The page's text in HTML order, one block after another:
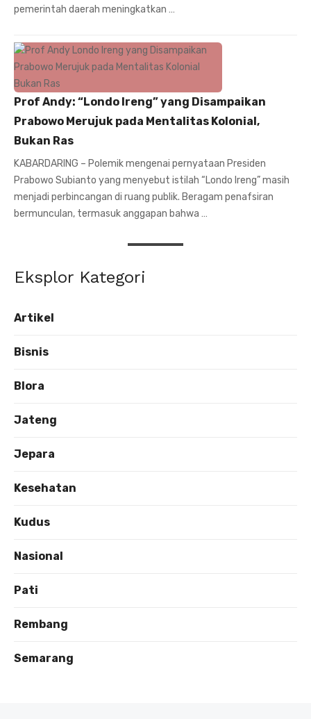
pemerintah daerah meningkatkan …
Prof Andy: “Londo Ireng” yang Disampaikan
Prabowo Merujuk pada Mentalitas Kolonial,
Bukan Ras
KABARDARING – Polemik mengenai pernyataan Presiden
Prabowo Subianto yang menyebut istilah “Londo Ireng” masih
menjadi perbincangan di ruang publik. Beragam penafsiran
bermunculan, termasuk anggapan bahwa …
Eksplor Kategori
Artikel
Bisnis
Blora
Jateng
Jepara
Kesehatan
Kudus
Nasional
Pati
Rembang
Semarang